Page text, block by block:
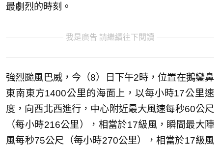
最劇烈的時刻。
我是廣告 請繼續往下閱讀
強烈颱風巴威，今（8）日下午2時，位置在鵝鑾鼻
東南東方1400公里的海面上，以每小時17公里速
度，向西北西進行，中心附近最大風速每秒60公尺
（每小時216公里），相當於17級風，瞬間最大陣
風每秒75公尺（每小時270公里），相當於17級風